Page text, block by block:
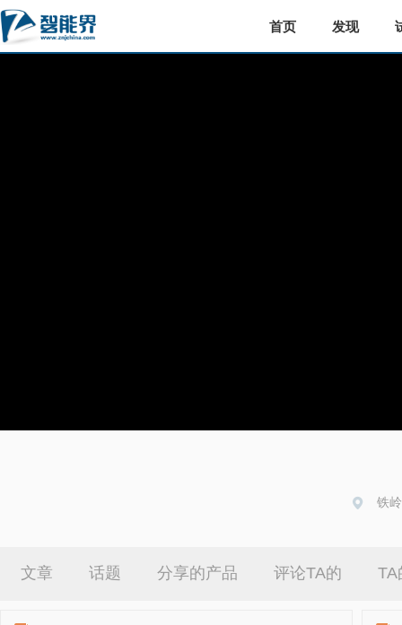
首页 发现
铁
文章 话题 分享的产品 评论TA的 TA